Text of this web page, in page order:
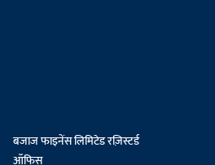
बजाज फाइनेंस लिमिटेड रज़िस्टर्ड
ऑफिस